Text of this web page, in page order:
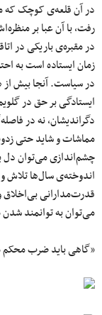
در آن قلعه‌ی کوچک که
رفت، با آن عبا بر
در مقبره‌ی باریکی در
زمان ایستاده است به
در سیاست. آنجا بیش
ایستادگی بر حق در
دگراندیشان، نه در
مماشات و شاید حتی
چشم‌اندازی می‌توان دل
اندوخته‌ی سال‌ها تلاش
قدرت‌مدارانی بی‌اخلاق
می‌توان به توانمند
«گاهی باید ضرب محکم